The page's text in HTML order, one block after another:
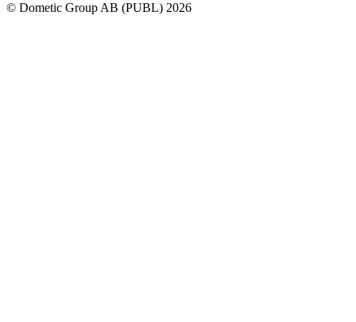
© Dometic Group AB (PUBL) 2026